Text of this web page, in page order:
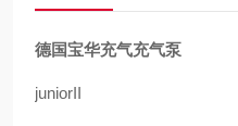
德国宝华充气充气泵
juniorII